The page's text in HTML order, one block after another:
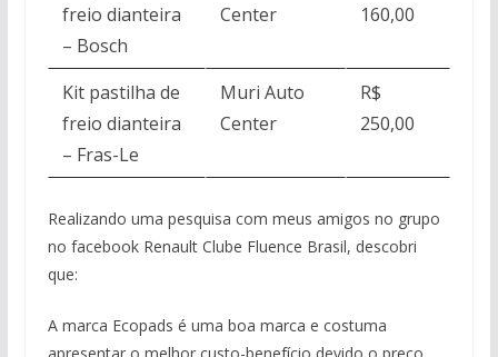
freio dianteira
– Bosch
Center
160,00
Kit pastilha de
freio dianteira
– Fras-Le
Muri Auto
Center
R$
250,00
Realizando uma pesquisa com meus amigos no grupo
no facebook Renault Clube Fluence Brasil, descobri
que:
A marca Ecopads é uma boa marca e costuma